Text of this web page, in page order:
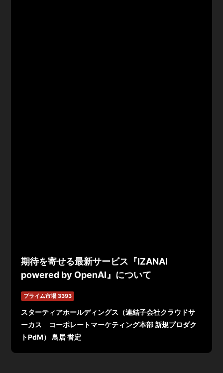
期待を寄せる最新サービス『IZANAI
powered by OpenAI』について
プライム市場 3393
スターティアホールディングス（連結子会社クラウドサ
ーカス コーポレートマーケティング本部 新規プロダク
トPdM） 鳥居 誉定